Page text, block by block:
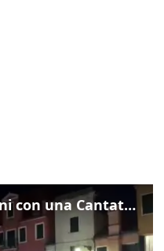
Venezia omaggia Guccini con una Cantata Anarchica in campo Santa Margherita